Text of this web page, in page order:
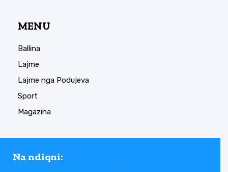
MENU
Ballina
Lajme
Lajme nga Podujeva
Sport
Magazina
Na ndiqni: